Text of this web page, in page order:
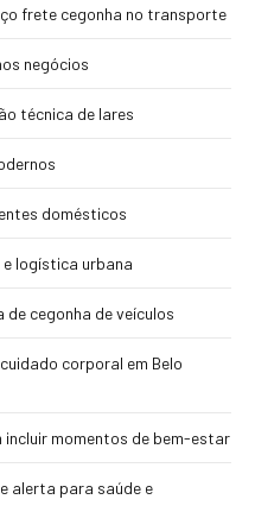
frete cegonha no transporte
negócios
técnica de lares
domésticos
logística urbana
cegonha de veículos
corporal em Belo
momentos de bem-estar
alerta para saúde e